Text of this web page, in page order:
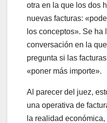
otra en la que los dos
nuevas facturas:
los conceptos». Se
conversación en la
pregunta si las
«poner más importe».
Al parecer del juez,
una operativa de
la realidad